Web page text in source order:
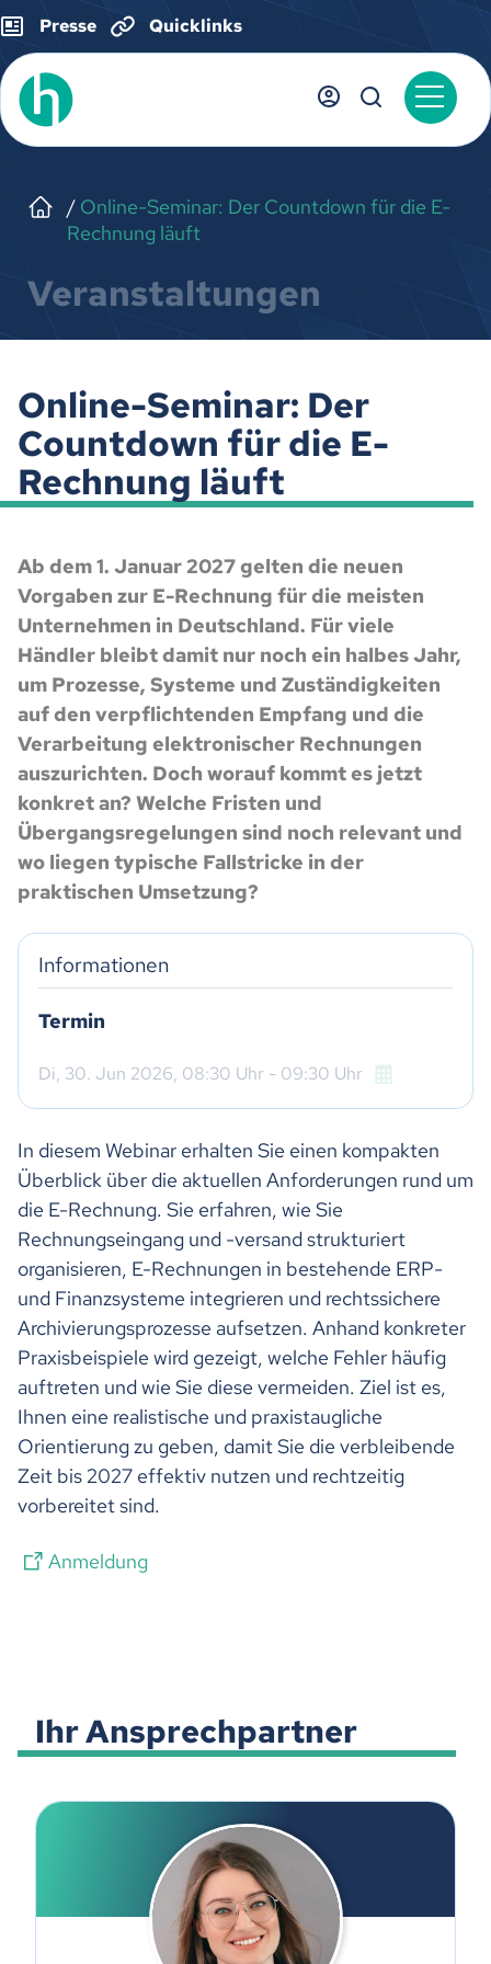
Presse Quicklinks
Online-Seminar: Der Countdown für die E-
Rechnung läuft
Veranstaltungen
Online-Seminar: Der
Countdown für die E-
Rechnung läuft
Ab dem 1. Januar 2027 gelten die neuen
Vorgaben zur E-Rechnung für die meisten
Unternehmen in Deutschland. Für viele
Händler bleibt damit nur noch ein halbes Jahr,
um Prozesse, Systeme und Zuständigkeiten
auf den verpflichtenden Empfang und die
Verarbeitung elektronischer Rechnungen
auszurichten. Doch worauf kommt es jetzt
konkret an? Welche Fristen und
Übergangsregelungen sind noch relevant und
wo liegen typische Fallstricke in der
praktischen Umsetzung?
In diesem Webinar erhalten Sie einen kompakten
Überblick über die aktuellen Anforderungen rund um
die E-Rechnung. Sie erfahren, wie Sie
Rechnungseingang und -versand strukturiert
organisieren, E-Rechnungen in bestehende ERP-
und Finanzsysteme integrieren und rechtssichere
Archivierungsprozesse aufsetzen. Anhand konkreter
Praxisbeispiele wird gezeigt, welche Fehler häufig
auftreten und wie Sie diese vermeiden. Ziel ist es,
Ihnen eine realistische und praxistaugliche
Orientierung zu geben, damit Sie die verbleibende
Zeit bis 2027 effektiv nutzen und rechtzeitig
vorbereitet sind.
Anmeldung
Informationen
Termin
Di, 30. Jun 2026, 08:30 Uhr - 09:30 Uhr
Ihr Ansprechpartner